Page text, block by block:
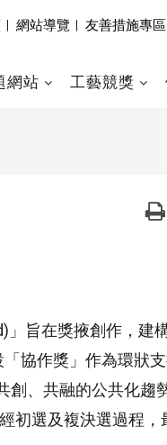
|網站導覽 |友善措施專區
網站 工藝競獎
旨在獎掖創作，建
協作獎」作為環狀
、共融的公共化趨
初選及複決選過程，